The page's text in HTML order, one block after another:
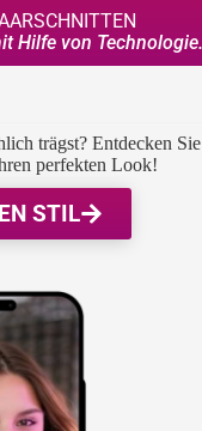
Hilfe von Technologie.
trägst? Entdecken
perfekten Look!
STIL